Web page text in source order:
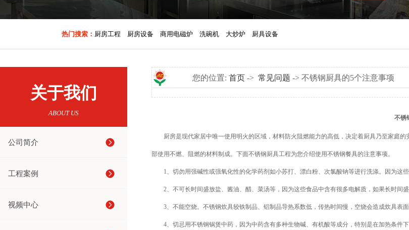
热门搜索： 厨房工程 厨房设备 商用电磁炉 洗碗机 大炒炉 厨具设备
关于我们
ABOUT US
公司简介
工程案例
视频中心
您的位置: 首页 -> 常见问题 -> 不锈钢厨具的5个注意事项
不锈
厨房是现代家居中唯一使用明火的区域，材料防火阻燃能力的高低，决定着厨具乃至家庭的
部使用不燃、阻燃的材料制成。下面不锈钢厨具工程为您介绍使用不锈钢餐具的注意事项。
1、切勿用强碱性或强氧化性的化学药剂如小苏打、漂白粉、次氯酸钠等进行洗涤。因为这些
2、不可长时间盛放盐、酱油、醋、菜汤等，因为这些食品中含有很多电解质，如果长时间
3、不能空烧。不锈钢炊具较铁制品、铝制品导热系数低，传热时间慢，空烧会造成炊具表面
4、切忌用不锈钢锅煲中药，因为中药含有多种生物碱、有机酸等成分，特别是在加热条件